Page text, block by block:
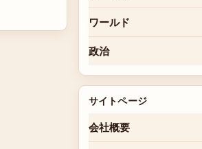
ワールド
政治
サイトページ
会社概要